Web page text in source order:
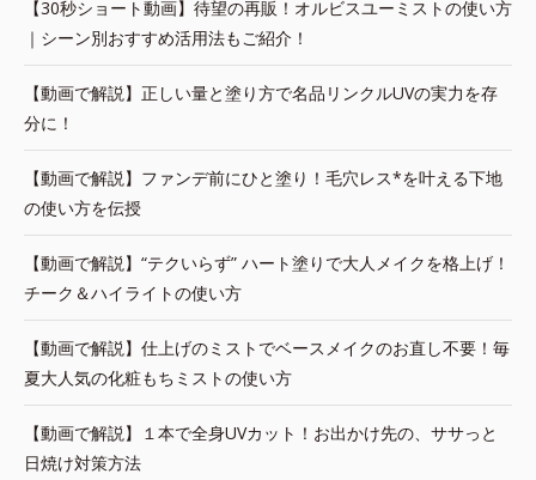
【30秒ショート動画】待望の再販！オルビスユーミストの使い方
｜シーン別おすすめ活用法もご紹介！
【動画で解説】正しい量と塗り方で名品リンクルUVの実力を存
分に！
【動画で解説】ファンデ前にひと塗り！毛穴レス*を叶える下地
の使い方を伝授
【動画で解説】“テクいらず” ハート塗りで大人メイクを格上げ！
チーク＆ハイライトの使い方
【動画で解説】仕上げのミストでベースメイクのお直し不要！毎
夏大人気の化粧もちミストの使い方
【動画で解説】１本で全身UVカット！お出かけ先の、ササっと
日焼け対策方法